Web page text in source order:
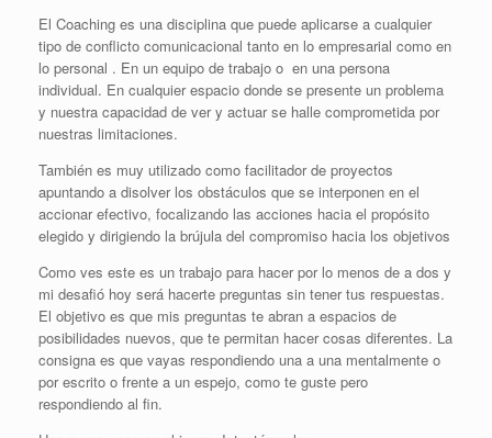
El Coaching es una disciplina que puede aplicarse a cualquier
tipo de conflicto comunicacional tanto en lo empresarial como en
lo personal . En un equipo de trabajo o en una persona
individual. En cualquier espacio donde se presente un problema
y nuestra capacidad de ver y actuar se halle comprometida por
nuestras limitaciones.
También es muy utilizado como facilitador de proyectos
apuntando a disolver los obstáculos que se interponen en el
accionar efectivo, focalizando las acciones hacia el propósito
elegido y dirigiendo la brújula del compromiso hacia los objetivos
Como ves este es un trabajo para hacer por lo menos de a dos y
mi desafió hoy será hacerte preguntas sin tener tus respuestas.
El objetivo es que mis preguntas te abran a espacios de
posibilidades nuevos, que te permitan hacer cosas diferentes. La
consigna es que vayas respondiendo una a una mentalmente o
por escrito o frente a un espejo, como te guste pero
respondiendo al fin.